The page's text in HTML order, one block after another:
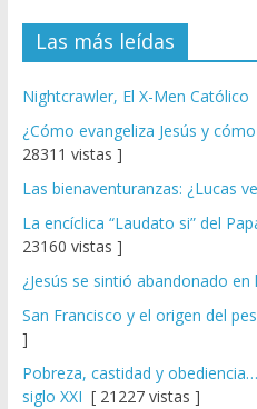
Las más leídas
Nightcrawler, El X-Men Católico
¿Cómo evangeliza Jesús y
28311 vistas ]
Las bienaventuranzas: ¿Lucas
La encíclica “Laudato si” del
23160 vistas ]
¿Jesús se sintió abandonado en
San Francisco y el origen del
]
Pobreza, castidad y
siglo XXI [ 21227 vistas ]